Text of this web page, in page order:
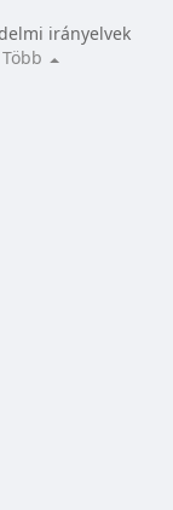
irányelvek
Több